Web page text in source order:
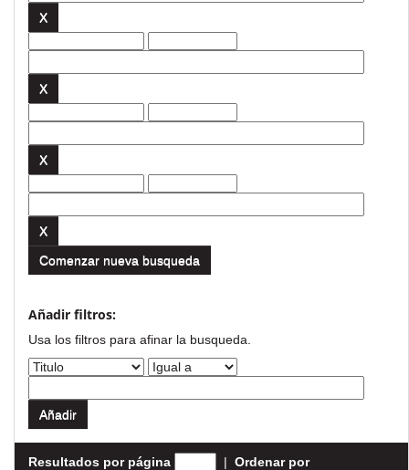
Comenzar nueva busqueda
Añadir filtros:
Usa los filtros para afinar la busqueda.
Resultados por página | Ordenar por